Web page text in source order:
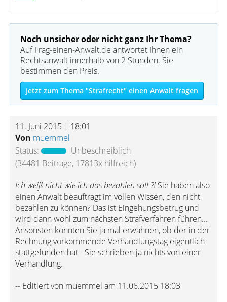
Noch unsicher oder nicht ganz Ihr Thema?
Auf Frag-einen-Anwalt.de antwortet Ihnen ein
Rechtsanwalt innerhalb von 2 Stunden. Sie
bestimmen den Preis.
Jetzt zum Thema "Strafrecht" einen Anwalt fragen
11. Juni 2015 | 18:01
Von muemmel
Status:
Unbeschreiblich
(34481 Beiträge, 17813x hilfreich)
Ich weiß nicht wie ich das bezahlen soll ?!Sie haben also
einen Anwalt beauftragt im vollen Wissen, den nicht
bezahlen zu können? Das ist Eingehungsbetrug und
wird dann wohl zum nächsten Strafverfahren führen...
Ansonsten könnten Sie ja mal erwähnen, ob der in der
Rechnung vorkommende Verhandlungstag eigentlich
stattgefunden hat - Sie schrieben ja nichts von einer
Verhandlung.
-- Editiert von muemmel am 11.06.2015 18:03